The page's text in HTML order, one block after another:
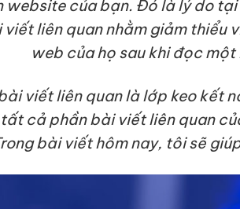
của bạn. Đó là lý do tại
viết liên quan nhằm giảm
web của họ sau khi đọc
viết liên quan là lớp keo kết
cả phần bài viết liên quan
bài viết hôm nay, tôi sẽ